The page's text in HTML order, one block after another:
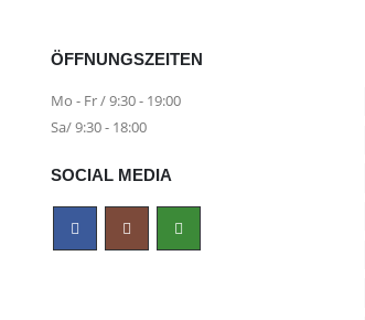
ÖFFNUNGSZEITEN
Mo - Fr / 9:30 - 19:00
Sa/ 9:30 - 18:00
SOCIAL MEDIA